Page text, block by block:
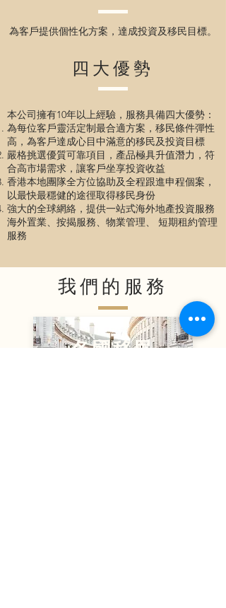
為客戶提供個性化方案，達成投資及移民目標。
四大優勢
本公司擁有10年以上經驗，服務具備四大優勢：
為每位客戶靈活定制最合適方案，移民條件彈性
高，為客戶達成心目中滿意的移民及投資目標
嚴格挑選優質可靠項目，產品極具升值潛力，符
合高市場需求，讓客戶坐享投資收益
香港本地團隊全方位協助及全程跟進申程個案，
以最快最穩健的途徑取得移民身份
強大的全球網絡，提供一站式海外地產投資服務
海外置業、按揭服務、物業管理、 短期租約管理
服務
我們的 服務
各國移民